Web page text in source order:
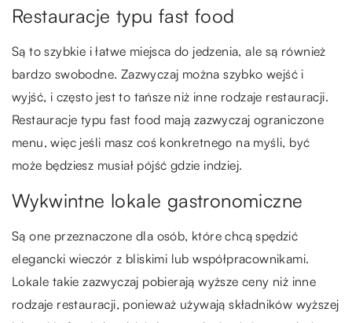
Restauracje typu fast food
Są to szybkie i łatwe miejsca do jedzenia, ale są również
bardzo swobodne. Zazwyczaj można szybko wejść i
wyjść, i często jest to tańsze niż inne rodzaje restauracji.
Restauracje typu fast food mają zazwyczaj ograniczone
menu, więc jeśli masz coś konkretnego na myśli, być
może będziesz musiał pójść gdzie indziej.
Wykwintne lokale gastronomiczne
Są one przeznaczone dla osób, które chcą spędzić
elegancki wieczór z bliskimi lub współpracownikami.
Lokale takie zazwyczaj pobierają wyższe ceny niż inne
rodzaje restauracji, ponieważ używają składników wyższej